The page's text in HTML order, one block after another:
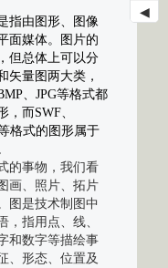
指由图形、图像
面媒体。图片的
但总体上可以分
矢量图两大类，
、JPG等格式都
，而SWF、
格式的图形属于
的事物，我们看
画、照片、拓片
图是技术制图中
，指用点、线、
和数字等描绘事
、形态、位置及
◀